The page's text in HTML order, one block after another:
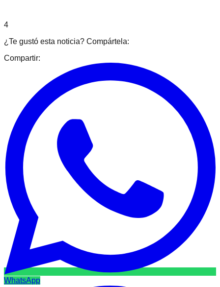
4
¿Te gustó esta noticia? Compártela:
Compartir:
WhatsApp